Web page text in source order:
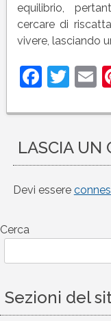
equilibrio,
cercare di
vivere, lasciando
LASCIA UN
Devi essere
Cerca
Sezioni del